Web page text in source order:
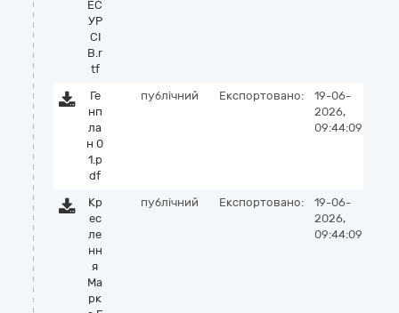
ЕС
УР
СІ
В.r
tf
Ге
нп
ла
н 0
1.p
df
публічний Експортовано:
19-06-
2026,
09:44:09
Кр
ес
ле
нн
я
Ма
рк
публічний Експортовано:
19-06-
2026,
09:44:09